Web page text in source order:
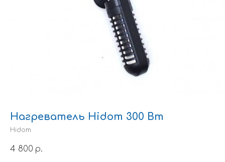
Нагреватель Hidom 300 Вт
Hidom
4 800 р.